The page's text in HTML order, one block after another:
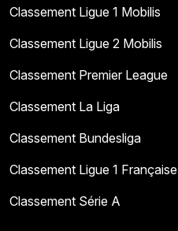
Classement Ligue 1 Mobilis
Classement Ligue 2 Mobilis
Classement Premier League
Classement La Liga
Classement Bundesliga
Classement Ligue 1 Française
Classement Série A